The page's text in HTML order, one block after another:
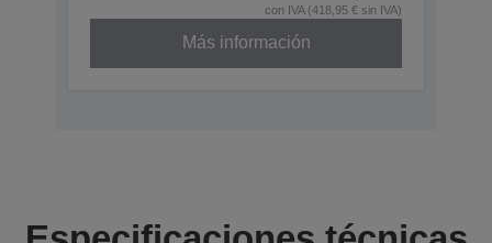
con IVA (418,95 € sin IVA)
Más información